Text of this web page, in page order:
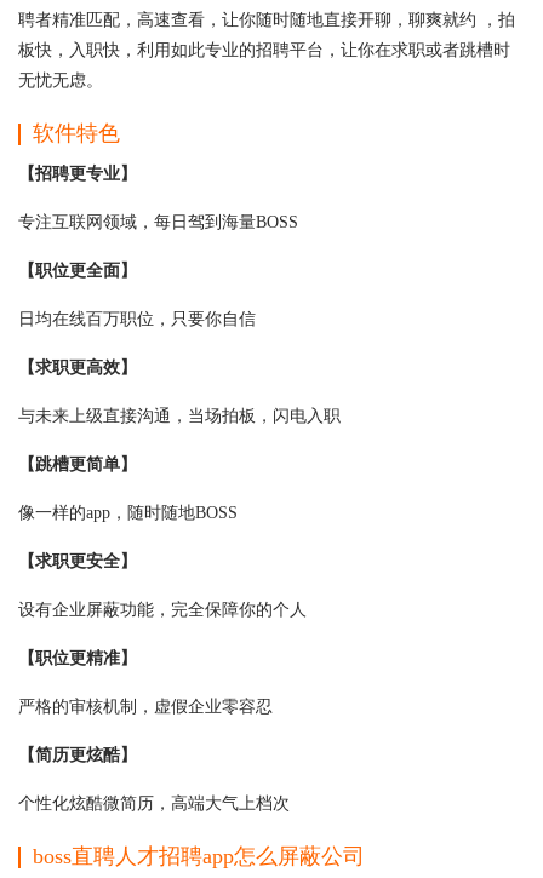
聘者精准匹配，高速查看，让你随时随地直接开聊，聊爽就约 ，拍
板快，入职快，利用如此专业的招聘平台，让你在求职或者跳槽时
无忧无虑。
软件特色
【招聘更专业】
专注互联网领域，每日驾到海量BOSS
【职位更全面】
日均在线百万职位，只要你自信
【求职更高效】
与未来上级直接沟通，当场拍板，闪电入职
【跳槽更简单】
像一样的app，随时随地BOSS
【求职更安全】
设有企业屏蔽功能，完全保障你的个人
【职位更精准】
严格的审核机制，虚假企业零容忍
【简历更炫酷】
个性化炫酷微简历，高端大气上档次
boss直聘人才招聘app怎么屏蔽公司